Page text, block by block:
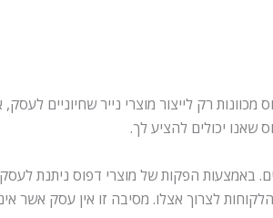
רק לייצור מוצרי נייר שחיוניים
שאנו יכולים להציע לך.
באמצעות הפקות של מוצרי דפוס ניתנת
לצרוך אצלו. מסיבה זו אין עסק אשר